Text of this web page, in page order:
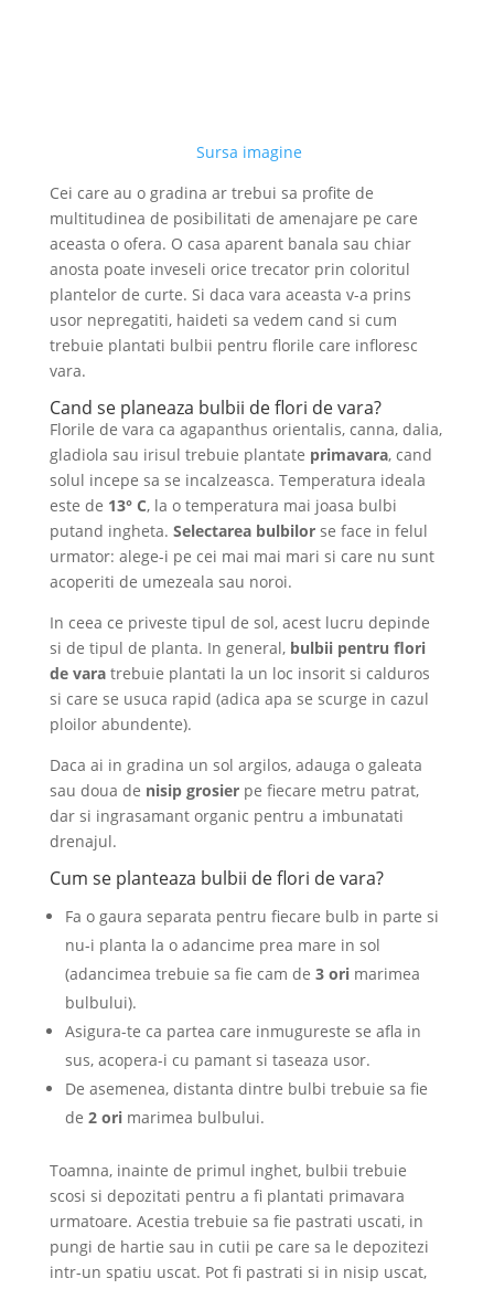
Sursa imagine
Cei care au o gradina ar trebui sa profite de
multitudinea de posibilitati de amenajare pe care
aceasta o ofera. O casa aparent banala sau chiar
anosta poate inveseli orice trecator prin coloritul
plantelor de curte. Si daca vara aceasta v-a prins
usor nepregatiti, haideti sa vedem cand si cum
trebuie plantati bulbii pentru florile care infloresc
vara.
Cand se planeaza bulbii de flori de vara?
Florile de vara ca agapanthus orientalis, canna, dalia,
gladiola sau irisul trebuie plantate primavara, cand
solul incepe sa se incalzeasca. Temperatura ideala
este de 13° C, la o temperatura mai joasa bulbi
putand ingheta. Selectarea bulbilorse face in felul
urmator: alege-i pe cei mai mai mari si care nu sunt
acoperiti de umezeala sau noroi.
In ceea ce priveste tipul de sol, acest lucru depinde
si de tipul de planta. In general, bulbii pentru flori
de varatrebuie plantati la un loc insorit si calduros
si care se usuca rapid (adica apa se scurge in cazul
ploilor abundente).
Daca ai in gradina un sol argilos, adauga o galeata
sau doua de nisip grosierpe fiecare metru patrat,
dar si ingrasamant organic pentru a imbunatati
drenajul.
Cum se planteaza bulbii de flori de vara?
Fa o gaura separata pentru fiecare bulb in parte si
nu-i planta la o adancime prea mare in sol
(adancimea trebuie sa fie cam de 3 orimarimea
bulbului).
Asigura-te ca partea care inmugureste se afla in
sus, acopera-i cu pamant si taseaza usor.
De asemenea, distanta dintre bulbi trebuie sa fie
de 2 ori marimea bulbului.
Toamna, inainte de primul inghet, bulbii trebuie
scosi si depozitati pentru a fi plantati primavara
urmatoare. Acestia trebuie sa fie pastrati uscati, in
pungi de hartie sau in cutii pe care sa le depozitezi
intr-un spatiu uscat. Pot fi pastrati si in nisip uscat,